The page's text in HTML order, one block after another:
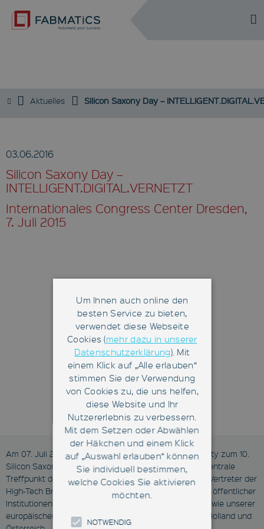
DE
Aktuelles Silicon Saxony Day –
03.06.2016
Silicon Saxony Day –
INTELLIGENT.DIGITAL.VERNETZT
Internationales Congress Center Dresden,
7. Juli 2015
Am 07. Juli 2015 trifft sich die Silicon Saxony Community zum 10.
Silicon Saxony Day in Dresden. Dieses Event ist der zentrale
Treffpunkt der Mitglieder des Silicon Saxony e. V. und Vertreter der
High-Tech Branchen, der Wissenschaft, Forschung und öffentlicher
Institutionen am Wirtschaftsstandort Silicon Saxony sowie unserer
europäischen Clusterpartner aus Frankreich, Belgien, Holland und
Um Ihnen auch online den
besten Service zu bieten,
verwendet diese Webseite
Cookies (mehr dazu in unserer
Datenschutzerklärung). Mit
einem Klick auf „Alle erlauben“
stimmen Sie der Verwendung
von Cookies zu, die uns helfen,
diese Website und Ihr
Nutzererlebnis zu verbessern.
Mit dem Setzen oder Abwählen
der Häkchen und einem Klick
auf „Auswahl erlauben“ können
Sie individuell bestimmen,
welche Cookies Sie aktivieren
möchten.
NOTWENDIG